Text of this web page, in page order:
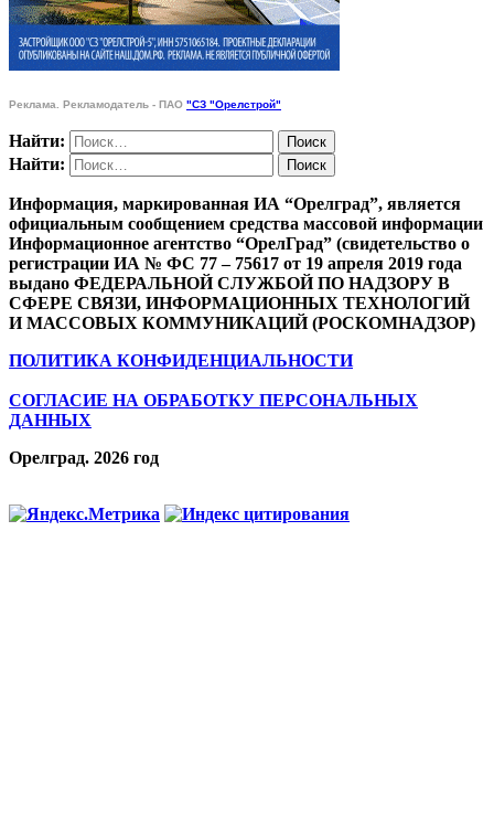
Реклама. Рекламодатель - ПАО "СЗ "Орелстрой"
Найти:
Найти:
Информация, маркированная ИА “Орелград”, является
официальным сообщением средства массовой информации
Информационное агентство “ОрелГрад” (свидетельство о
регистрации ИА № ФС 77 – 75617 от 19 апреля 2019 года
выдано ФЕДЕРАЛЬНОЙ СЛУЖБОЙ ПО НАДЗОРУ В
СФЕРЕ СВЯЗИ, ИНФОРМАЦИОННЫХ ТЕХНОЛОГИЙ
И МАССОВЫХ КОММУНИКАЦИЙ (РОСКОМНАДЗОР)
ПОЛИТИКА КОНФИДЕНЦИАЛЬНОСТИ
СОГЛАСИЕ НА ОБРАБОТКУ ПЕРСОНАЛЬНЫХ
ДАННЫХ
Орелград. 2026 год